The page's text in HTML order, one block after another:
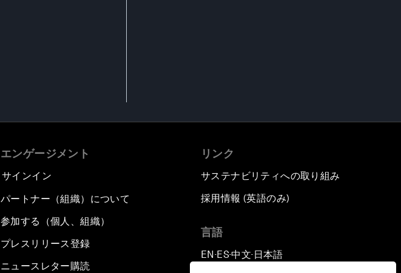
エンゲージメント
サインイン
パートナー（組織）について
参加する（個人、組織）
プレスリリース登録
ニュースレター購読
リンク
サステナビリティへの取り組み
採用情報 (英語のみ)
言語
EN ▪ES▪中文▪ 日本語